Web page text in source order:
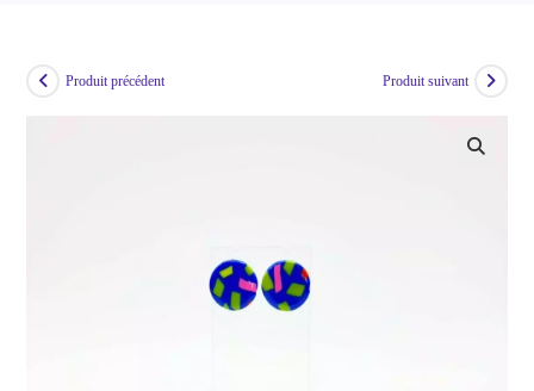
Produit précédent Produit suivant